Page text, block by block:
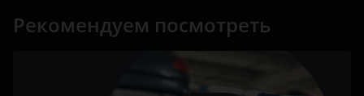
Рекомендуем посмотреть